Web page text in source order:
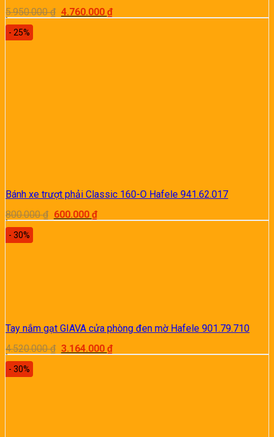
5.950.000₫ Giá
gốc
4.760.000 ₫Giá
hiện
- 25%
Bánh xe trượt phải Classic 160-O Hafele 941.62.017
800.000₫ Giá
gốc
600.000 ₫Giá
hiện
- 30%
Tay nắm gạt GIAVA cửa phòng đen mờ Hafele 901.79.710
4.520.000₫ Giá
gốc
3.164.000 ₫Giá
hiện
- 30%